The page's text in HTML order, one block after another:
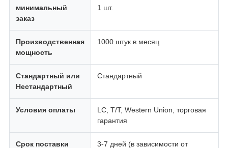
минимальный
заказ
1 шт.
Производственная
мощность
1000 штук в месяц
Стандартный или
Нестандартный
Стандартный
Условия оплаты
LC, T/T, Western Union, торговая
гарантия
Срок поставки
3-7 дней (в зависимости от